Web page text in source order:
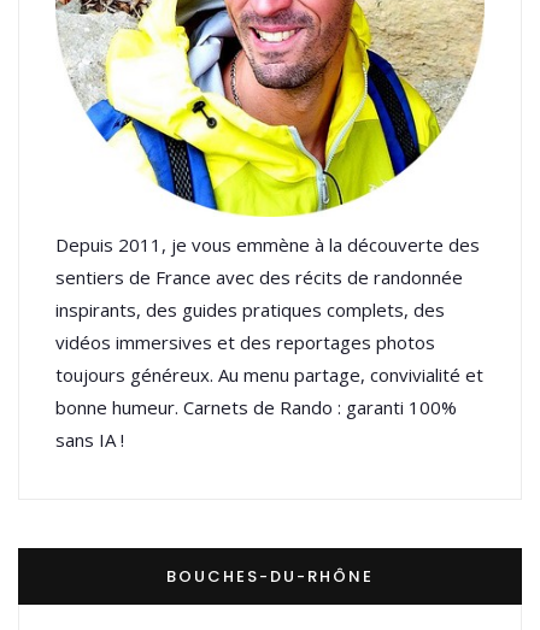
Depuis 2011, je vous emmène à la découverte des
sentiers de France avec des récits de randonnée
inspirants, des guides pratiques complets, des
vidéos immersives et des reportages photos
toujours généreux. Au menu partage, convivialité et
bonne humeur. Carnets de Rando : garanti 100%
sans IA !
BOUCHES-DU-RHÔNE